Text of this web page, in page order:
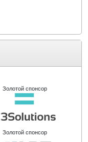
Золотой спонсор
Золотой спонсор